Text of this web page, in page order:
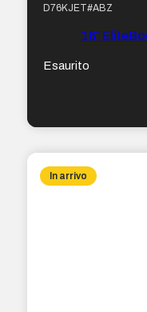
D76KJET#ABZ
16″
Esaurito
In arrivo